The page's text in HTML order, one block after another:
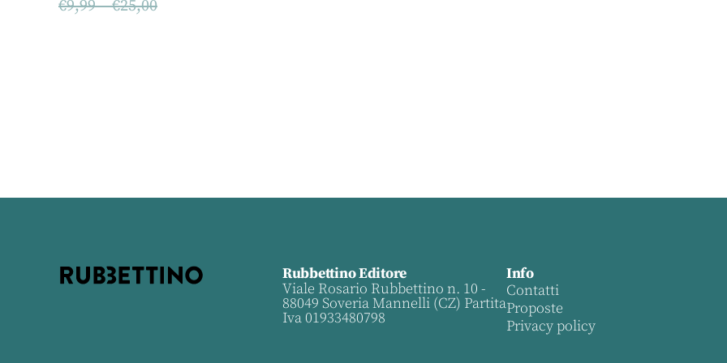
€9,99–€25,00
Rubbettino Editore
Viale Rosario Rubbettino n. 10 -
88049 Soveria Mannelli (CZ) Partita
Iva 01933480798
Info
Contatti
Proposte
Privacy policy